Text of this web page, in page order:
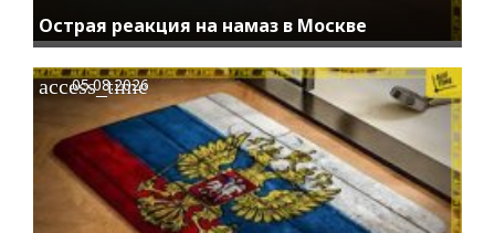
Острая реакция на намаз в Москве
access_time
05.08.2026